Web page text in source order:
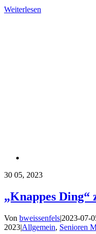
Weiterlesen
30 05, 2023
„Knappes Ding“
Von bweissenfels|2023-07-
2023|Allgemein, Senioren